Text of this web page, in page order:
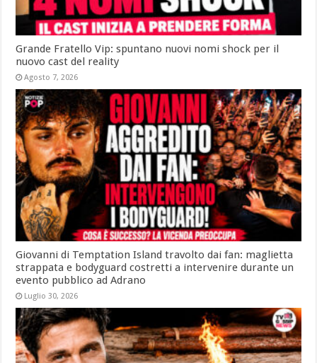
Grande Fratello Vip: spuntano nuovi nomi shock per il
nuovo cast del reality
Agosto 7, 2026
Giovanni di Temptation Island travolto dai fan: maglietta
strappata e bodyguard costretti a intervenire durante un
evento pubblico ad Adrano
Luglio 30, 2026